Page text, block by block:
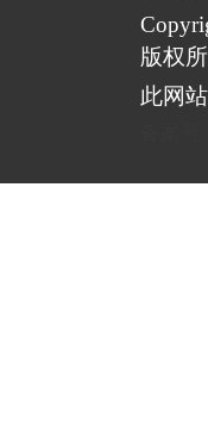
版权
此网